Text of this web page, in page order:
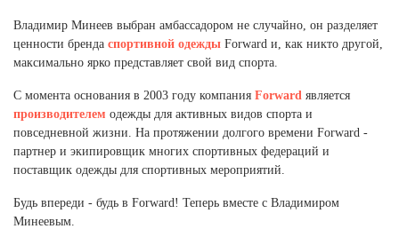
Северная Осетия (2)
Смоленская область (1)
Ставропольский край (5)
Томская область (1)
Тульская область (1)
Тюменская область (3)
Челябинская область (2)
Владимир Минеев выбран амбассадором не случайно, он разделяет
ценности бренда спортивной одежды Forward и, как никто другой,
максимально ярко представляет свой вид спорта.
С момента основания в 2003 году компания Forward является
производителем одежды для активных видов спорта и
повседневной жизни. На протяжении долгого времени Forward -
партнер и экипировщик многих спортивных федераций и
поставщик одежды для спортивных мероприятий.
Будь впереди - будь в Forward! Теперь вместе с Владимиром
Минеевым.